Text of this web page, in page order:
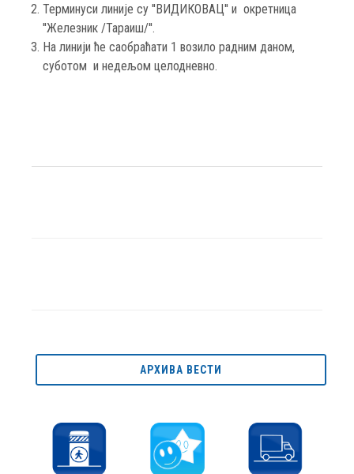
Терминуси линије су ''ВИДИКОВАЦ'' и окретница
''Железник /Тараиш/''.
На линији ће саобраћати 1 возило радним даном,
суботом и недељом целодневно.
АРХИВА ВЕСТИ